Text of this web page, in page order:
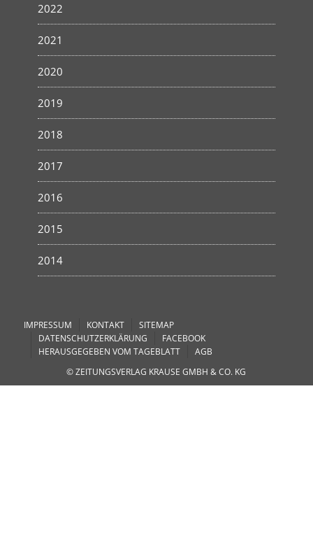
2022
2021
2020
2019
2018
2017
2016
2015
2014
IMPRESSUM KONTAKT
SITEMAP
DATENSCHUTZERKLÄRUNG
FACEBOOK
HERAUSGEGEBEN VOM TAGEBLATT
AGB
© ZEITUNGSVERLAG KRAUSE GMBH & CO. KG